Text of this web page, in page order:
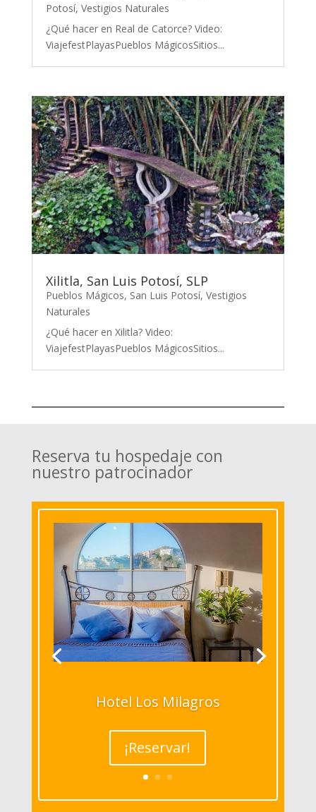
Potosí, Vestigios Naturales
¿Qué hacer en Real de Catorce? Video:
ViajefestPlayasPueblos MágicosSitios...
Xilitla, San Luis Potosí, SLP
Pueblos Mágicos, San Luis Potosí, Vestigios
Naturales
¿Qué hacer en Xilitla? Video:
ViajefestPlayasPueblos MágicosSitios...
Reserva tu hospedaje con
nuestro patrocinador
Hotel Los Milagros
¡Reservar!